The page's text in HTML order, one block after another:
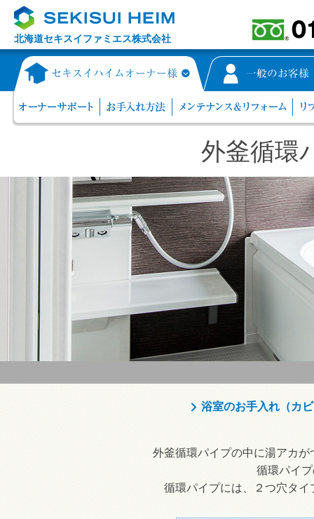
北海道セキスイファミエス株式会社
外釜循環
浴室のお手入れ（カ
外釜循環パイプの中に湯アカ
循環パイ
循環パイプには、２つ穴タ